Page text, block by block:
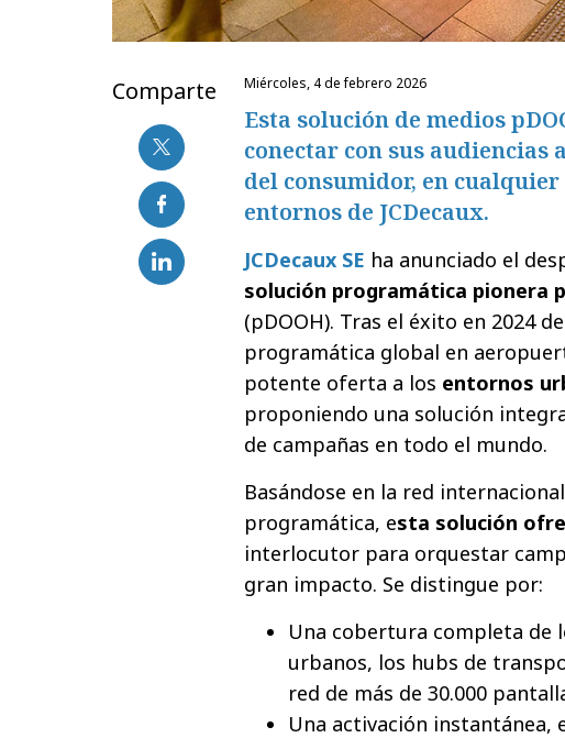
Comparte miércoles, 4 de febrero 2026
Esta solución de medios
conectar con sus
del consumidor, en
entornos de JCDecaux.
JCDecaux SE ha anunciado el
solución programática pionera
(pDOOH). Tras el éxito en 2024
programática global en
potente oferta a los entornos
proponiendo una solución
de campañas en todo el mundo.
Basándose en la red
programática, esta solución
interlocutor para orquestar
gran impacto. Se distingue por:
Una cobertura completa de
urbanos, los hubs de
red de más de 30.000
Una activación instantánea,